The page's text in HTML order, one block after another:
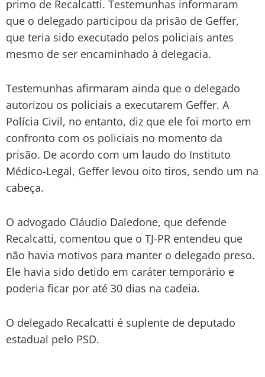
primo de Recalcatti. Testemunhas informaram
que o delegado participou da prisão de Geffer,
que teria sido executado pelos policiais antes
mesmo de ser encaminhado à delegacia.
Testemunhas afirmaram ainda que o delegado
autorizou os policiais a executarem Geffer. A
Polícia Civil, no entanto, diz que ele foi morto em
confronto com os policiais no momento da
prisão. De acordo com um laudo do Instituto
Médico-Legal, Geffer levou oito tiros, sendo um na
cabeça.
O advogado Cláudio Daledone, que defende
Recalcatti, comentou que o TJ-PR entendeu que
não havia motivos para manter o delegado preso.
Ele havia sido detido em caráter temporário e
poderia ficar por até 30 dias na cadeia.
O delegado Recalcatti é suplente de deputado
estadual pelo PSD.